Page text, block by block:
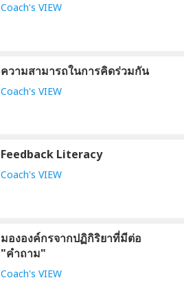
Coach's VIEW
ความสามารถในการคิดร่วมกัน
Coach's VIEW
Feedback Literacy
Coach's VIEW
มององค์กรจากปฏิกิริยาที่มีต่อ
"คำถาม"
Coach's VIEW